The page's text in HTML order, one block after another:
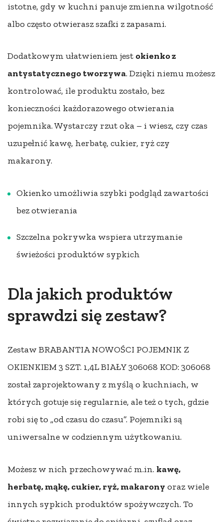
istotne, gdy w kuchni panuje zmienna wilgotność
albo często otwierasz szafki z zapasami.
Dodatkowym ułatwieniem jest okienko z
antystatycznego tworzywa. Dzięki niemu możesz
kontrolować, ile produktu zostało, bez
konieczności każdorazowego otwierania
pojemnika. Wystarczy rzut oka – i wiesz, czy czas
uzupełnić kawę, herbatę, cukier, ryż czy
makarony.
Okienko umożliwia szybki podgląd zawartości
bez otwierania
Szczelna pokrywka wspiera utrzymanie
świeżości produktów sypkich
Dla jakich produktów
sprawdzi się zestaw?
Zestaw BRABANTIA NOWOŚCI POJEMNIK Z
OKIENKIEM 3 SZT. 1,4L BIAŁY 306068 KOD: 306068
został zaprojektowany z myślą o kuchniach, w
których gotuje się regularnie, ale też o tych, gdzie
robi się to „od czasu do czasu”. Pojemniki są
uniwersalne w codziennym użytkowaniu.
Możesz w nich przechowywać m.in. kawę,
herbatę, mąkę, cukier, ryż, makarony oraz wiele
innych sypkich produktów spożywczych. To